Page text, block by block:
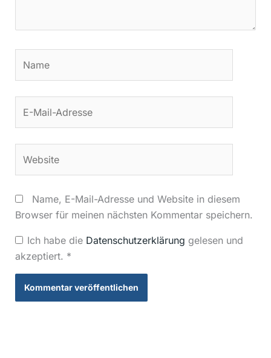
Mail-
Name, E-Mail-Adresse und Website in diesem
Browser für meinen nächsten Kommentar speichern.
Ich habe die Datenschutzerklärung gelesen und
akzeptiert. *